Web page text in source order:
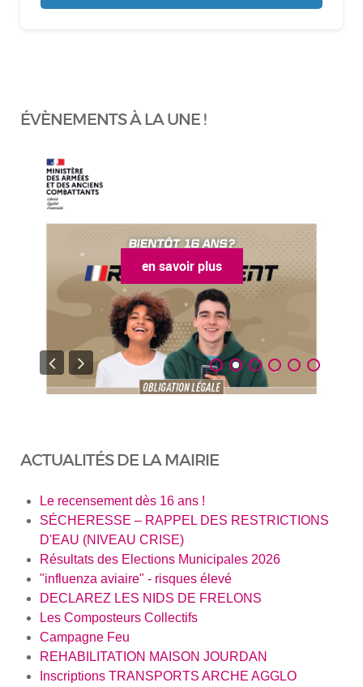
ÉVÈNEMENTS À LA UNE !
en savoir plus
ACTUALITÉS DE LA MAIRIE
Le recensement dès 16 ans !
SÉCHERESSE – RAPPEL DES RESTRICTIONS
D'EAU (NIVEAU CRISE)
Résultats des Elections Municipales 2026
"influenza aviaire" - risques élevé
DECLAREZ LES NIDS DE FRELONS
Les Composteurs Collectifs
Campagne Feu
REHABILITATION MAISON JOURDAN
Inscriptions TRANSPORTS ARCHE AGGLO